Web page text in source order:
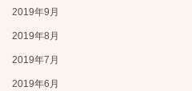
2019年9月
2019年8月
2019年7月
2019年6月